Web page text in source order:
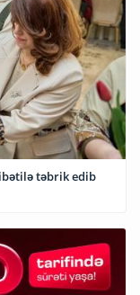
təbrik edib